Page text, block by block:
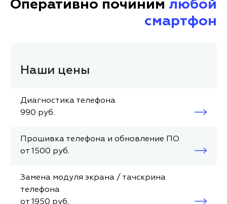
Оперативно починим любой
смартфон
Наши цены
Диагностика телефона
990 руб.
Прошивка телефона и обновление ПО
от 1500 руб.
Замена модуля экрана / тачскрина
телефона
от 1950 руб.